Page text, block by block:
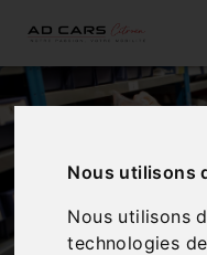
Nous utilisons
Nous utilisons
technologies